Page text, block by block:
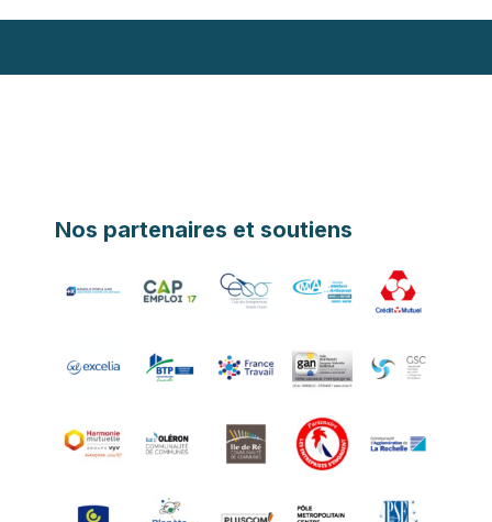
Nos partenaires et soutiens